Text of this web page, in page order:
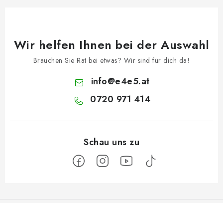
Wir helfen Ihnen bei der Auswahl
Brauchen Sie Rat bei etwas? Wir sind für dich da!
info@e4e5.at
0720 971 414